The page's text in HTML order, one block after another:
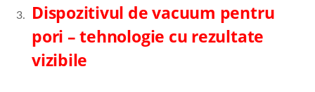
Dispozitivul de vacuum pentru
pori – tehnologie cu rezultate
vizibile